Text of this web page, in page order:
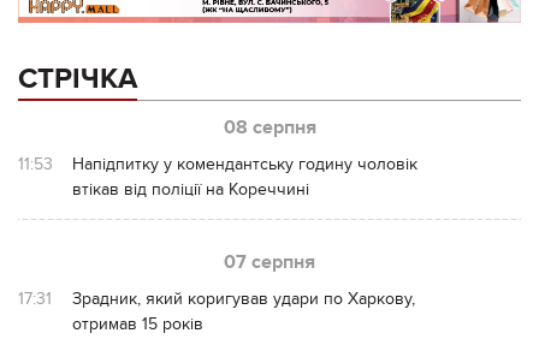
СТРІЧКА
08 серпня
11:53
Напідпитку у комендантську годину чоловік
втікав від поліції на Кореччині
07 серпня
17:31
Зрадник, який коригував удари по Харкову,
отримав 15 років